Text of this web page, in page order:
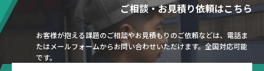
ご相談・お見積り依頼はこちら
お客様が抱える課題のご相談やお見積もりのご依頼などは、電話ま
たはメールフォームからお問い合わせいただけます。全国対応可能
です。